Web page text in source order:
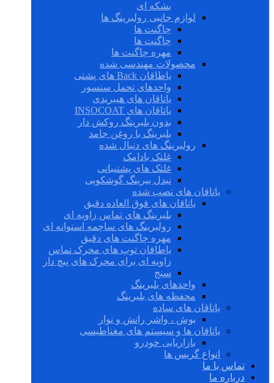
بشکه ای
لوازم جانبی رولبرینگ ها
چاگنت ها
چاگنت ها
مهره چاگنت ها
محصولات مهندسی شده
یاطاقان Back های پشتی
واحدهای تحمل سنسور
یاتاقان های هیبریدی
یاتاقان های INSOCOAT
بدون بلبرینگ روکش دار
بلبرینگ با روغن جامد
رولبرینگ های دنبال شده
غلتک بادامک
غلتک های پشتیبانی
نیدل بیرینگ گوشکوبی
یاتاقان های نصب شده
یاتاقان های فوق العاده دقیق
بلبرینگ های تماس زاویه ای
رولبرینگ های ساچمه استوانه ای
مهره چاگنت های دقیق
یاطاقان توپ های محرک تماس
زاویه ای برای محرک های پیچ دار
سنج
واحدهای بلبرینگ
محفظه های بلبرینگ
یاتاقان های ساده
بوش ، واشر رانش و نوار
یاتاقان ها و سیستم های مغناطیسی
بازاریابی خودرو
انواع گریس ها
تماس با ما
درباره ما